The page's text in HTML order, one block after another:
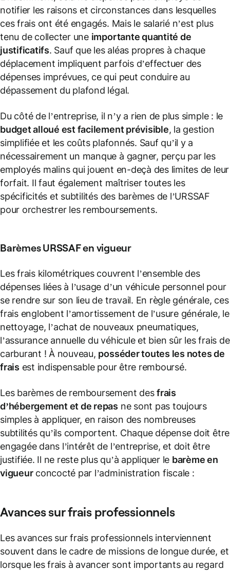
notifier les raisons et circonstances dans lesquelles
ces frais ont été engagés. Mais le salarié n’est plus
tenu de collecter une importante quantité de
justificatifs. Sauf que les aléas propres à chaque
déplacement impliquent parfois d’effectuer des
dépenses imprévues, ce qui peut conduire au
dépassement du plafond légal.
Du côté de l’entreprise, il n’y a rien de plus simple : le
budget alloué est facilement prévisible, la gestion
simplifiée et les coûts plafonnés. Sauf qu’il y a
nécessairement un manque à gagner, perçu par les
employés malins qui jouent en-deçà des limites de leur
forfait. Il faut également maîtriser toutes les
spécificités et subtilités des barèmes de l’URSSAF
pour orchestrer les remboursements.
BarèmesURSSAFen vigueur
Les frais kilométriques couvrent l’ensemble des
dépenses liées à l’usage d’un véhicule personnel pour
se rendre sur son lieu de travail. En règle générale, ces
frais englobent l’amortissement de l’usure générale, le
nettoyage, l’achat de nouveaux pneumatiques,
l’assurance annuelle du véhicule et bien sûr les frais de
carburant ! À nouveau, posséder toutes les notes de
frais est indispensable pour être remboursé.
Les barèmes de remboursement desfrais
d’hébergementet de repas ne sont pas toujours
simples à appliquer, en raison des nombreuses
subtilités qu’ils comportent. Chaque dépense doit être
engagée dans l’intérêt de l’entreprise, et doit être
justifiée. Il ne reste plus qu’à appliquer le barème en
vigueurconcocté par l’administration fiscale :
Avances surfrais professionnels
Les avances sur frais professionnels interviennent
souvent dans le cadre de missions de longue durée, et
lorsque les frais à avancer sont importants au regard